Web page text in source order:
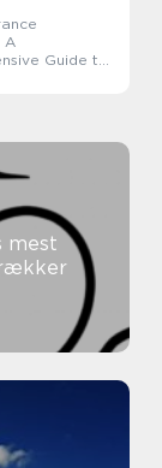
A
Guide to
mest